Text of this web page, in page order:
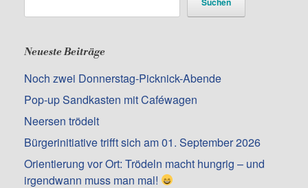
Neueste Beiträge
Noch zwei Donnerstag-Picknick-Abende
Pop-up Sandkasten mit Caféwagen
Neersen trödelt
Bürgerinitiative trifft sich am 01. September 2026
Orientierung vor Ort: Trödeln macht hungrig – und
irgendwann muss man mal!